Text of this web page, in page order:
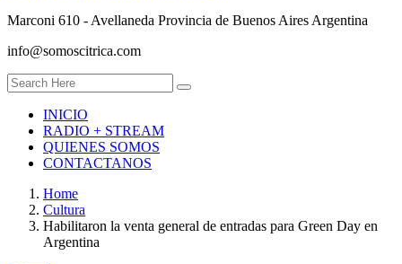
Marconi 610 - Avellaneda Provincia de Buenos Aires Argentina
info@somoscitrica.com
INICIO
RADIO + STREAM
QUIENES SOMOS
CONTACTANOS
Home
Cultura
Habilitaron la venta general de entradas para Green Day en
Argentina